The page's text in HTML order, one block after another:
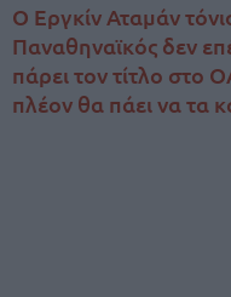
Ο Εργκίν Αταμάν
Παναθηναϊκός δεν
πάρει τον τίτλο στο
πλέον θα πάει να τα